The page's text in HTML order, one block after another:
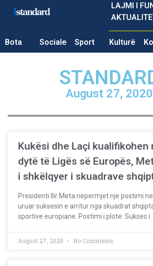
LAJMI I
Bota Sociale Sport Kulturë
August 27, 2020
Kukësi dhe Laçi kualifikohen
dytë të Ligës së Europës,
i shkëlqyer i skuadrave
Presidenti Ilir Meta nepermjet nje postimi
uruar suksesin e arritur nga skuadrat
sportive europiane. Postimi i plote: Sukses i
August 27, 2020 No Comments